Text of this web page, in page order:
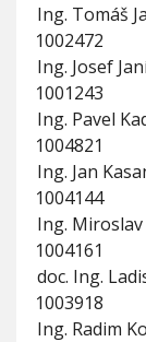
Ing. Tomáš
1002472
Ing. Josef
1001243
Ing. Pavel
1004821
Ing. Jan
1004144
Ing. Miroslav
1004161
doc. Ing.
1003918
Ing. Radim